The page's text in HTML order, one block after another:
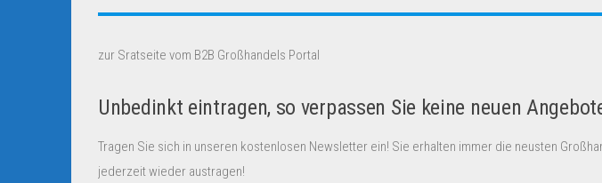
zur Sratseite vom B2B Großhandels Portal
Unbedinkt eintragen, so verpassen Sie keine neuen
Tragen Sie sich in unseren kostenlosen Newsletter ein! Sie erhalten immer die neusten
jederzeit wieder austragen!